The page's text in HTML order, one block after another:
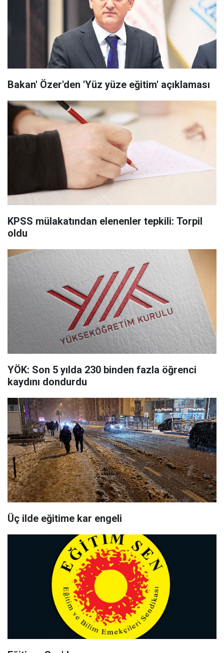
Bakan' Özer'den 'Yüz yüze eğitim' açıklaması
KPSS mülakatından elenenler tepkili: Torpil
oldu
YÖK: Son 5 yılda 230 binden fazla öğrenci
kaydını dondurdu
Üç ilde eğitime kar engeli